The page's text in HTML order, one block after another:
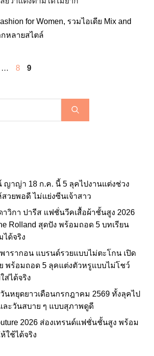
for Women, รวมไอเดีย Mix and
กหลายสไตล์
… Page
8 Page
9
ญาญ่า 18 ก.ค. นี้ 5 ลุคไปงานแต่งช่วง
สวยพอดี ไม่แย่งซีนเจ้าสาว
าวิกา ปารีส แฟชั่นวีคเสื้อผ้าชั้นสูง 2026
Rolland สุดปัง พร้อมถอด 5 บทเรียน
ได้จริง
ารากอน แบรนด์รวยแบบไม่ตะโกน เปิด
พร้อมถอด 5 ลุคแต่งตัวหรูแบบไม่โชว์
ส่ได้จริง
นหยุดยาวเดือนกรกฎาคม 2569 ทั้งลุคไป
ละวันสบาย ๆ แบบสุภาพดูดี
2026 ส่องเทรนด์แฟชั่นชั้นสูง พร้อม
ใช้ได้จริง